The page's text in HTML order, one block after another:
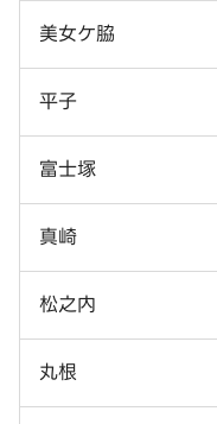
美女ケ脇
平子
富士塚
真崎
松之内
丸根